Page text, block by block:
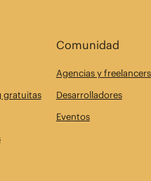
gratuitas
Comunidad
Agencias y freelancers
Desarrolladores
Eventos